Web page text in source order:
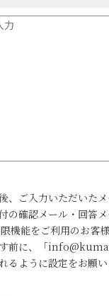
、ご入力いただいた
の確認メール・回答
機能をご利用のお客
す前に、「
るように設定をお願い